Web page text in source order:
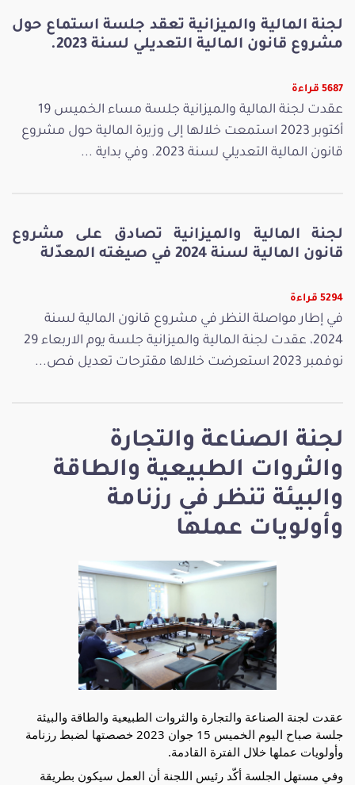
لجنة الصناعة والتجارة
والثروات الطبيعية والطاقة
والبيئة تنظر في رزنامة
وأولويات عملها
عقدت لجنة الصناعة والتجارة والثروات الطبيعية والطاقة والبيئة
جلسة صباح اليوم الخميس 15 جوان 2023 خصصتها لضبط رزنامة
وأولويات عملها خلال الفترة القادمة.
وفي مستهل الجلسة أكّد رئيس اللجنة أن العمل سيكون بطريقة
لجنة المالية والميزانية تعقد جلسة استماع حول
مشروع قانون المالية التعديلي لسنة 2023.
5687 قراءة
عقدت لجنة المالية والميزانية جلسة مساء الخميس 19
أكتوبر 2023 استمعت خلالها إلى وزيرة المالية حول مشروع
قانون المالية التعديلي لسنة 2023. وفي بداية ...
لجنة المالية والميزانية تصادق على مشروع
قانون المالية لسنة 2024 في صيغته المعدّلة
5294 قراءة
في إطار مواصلة النظر في مشروع قانون المالية لسنة
2024، عقدت لجنة المالية والميزانية جلسة يوم الاربعاء 29
نوفمبر 2023 استعرضت خلالها مقترحات تعديل فص...